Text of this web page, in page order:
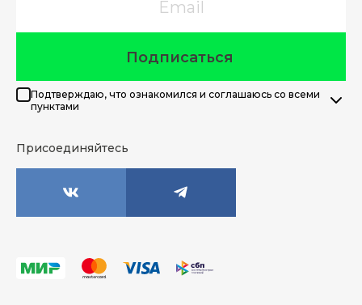
Подписаться
Подтверждаю, что ознакомился и соглашаюсь со всеми
пунктами
Присоединяйтесь